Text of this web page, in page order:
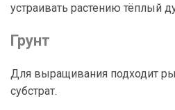
устраивать растению тёплый
Грунт
Для выращивания подходит
субстрат.